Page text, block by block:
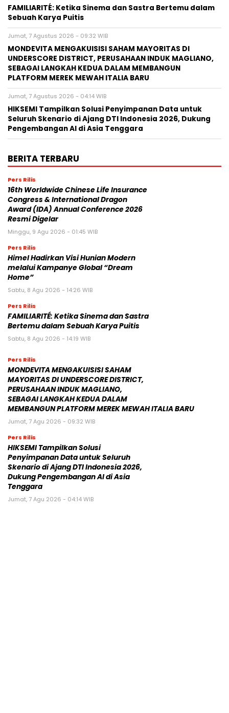
FAMILIARITÉ: Ketika Sinema dan Sastra Bertemu dalam
Sebuah Karya Puitis
Jumat, 7 Agustus 2026 - 09:32 WIB
MONDEVITA MENGAKUISISI SAHAM MAYORITAS DI
UNDERSCORE DISTRICT, PERUSAHAAN INDUK MAGLIANO,
SEBAGAI LANGKAH KEDUA DALAM MEMBANGUN
PLATFORM MEREK MEWAH ITALIA BARU
Jumat, 7 Agustus 2026 - 04:14 WIB
HIKSEMI Tampilkan Solusi Penyimpanan Data untuk
Seluruh Skenario di Ajang DTI Indonesia 2026, Dukung
Pengembangan AI di Asia Tenggara
BERITA TERBARU
Pers Rilis
16th Worldwide Chinese Life Insurance
Congress & International Dragon
Award (IDA) Annual Conference 2026
Resmi Digelar
Minggu, 9 Agu 2026 - 01:45 WIB
Pers Rilis
Himel Hadirkan Visi Hunian Modern
melalui Kampanye Global “Dream
Home”
Sabtu, 8 Agu 2026 - 14:26 WIB
Pers Rilis
FAMILIARITÉ: Ketika Sinema dan Sastra
Bertemu dalam Sebuah Karya Puitis
Sabtu, 8 Agu 2026 - 14:19 WIB
Pers Rilis
MONDEVITA MENGAKUISISI SAHAM
MAYORITAS DI UNDERSCORE DISTRICT,
PERUSAHAAN INDUK MAGLIANO,
SEBAGAI LANGKAH KEDUA DALAM
MEMBANGUN PLATFORM MEREK MEWAH ITALIA BARU
Jumat, 7 Agu 2026 - 09:32 WIB
Pers Rilis
HIKSEMI Tampilkan Solusi
Penyimpanan Data untuk Seluruh
Skenario di Ajang DTI Indonesia 2026,
Dukung Pengembangan AI di Asia
Tenggara
Jumat, 7 Agu 2026 - 04:14 WIB